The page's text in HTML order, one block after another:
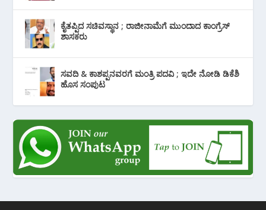
ಕೈತಪ್ಪಿದ ಸಚಿವಸ್ಥಾನ ; ರಾಜೀನಾಮೆಗೆ ಮುಂದಾದ ಕಾಂಗ್ರೆಸ್
‌ಶಾಸಕರು
ಸವದಿ & ಕಾಶಪ್ಪನವರಗೆ ಮಂತ್ರಿ ಪದವಿ ; ಇದೇ ನೋಡಿ‌ ಡಿಕೆಶಿ
ಹೊಸ ಸಂಪುಟ